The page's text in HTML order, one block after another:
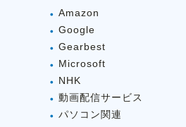
Amazon
Google
Gearbest
Microsoft
NHK
動画配信サービス
パソコン関連